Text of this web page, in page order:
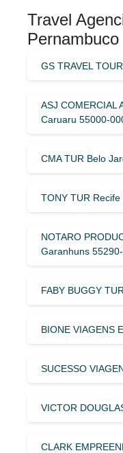
Travel
Pernambuco
GS TRAVEL
ASJ COMERCIAL
Caruaru 55000-
CMA TUR Belo
TONY TUR
NOTARO
Garanhuns
FABY BUGGY
BIONE VIAGENS
SUCESSO
VICTOR
CLARK